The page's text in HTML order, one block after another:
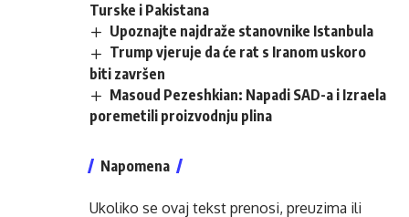
Turske i Pakistana
Upoznajte najdraže stanovnike Istanbula
Trump vjeruje da će rat s Iranom uskoro
biti završen
Masoud Pezeshkian: Napadi SAD-a i Izraela
poremetili proizvodnju plina
Napomena
Ukoliko se ovaj tekst prenosi, preuzima ili